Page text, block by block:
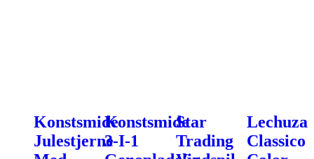
Konstsmide
Julestjerne
Konstsmide
3-I-1
Star
Trading
Lechuza
Classico